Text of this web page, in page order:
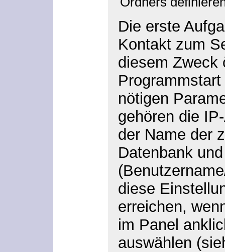
Die erste
Kontakt zum
diesem Zweck
nötigen
gehören die
der Name der
Datenbank
diese
erreichen,
im Panel
auswählen